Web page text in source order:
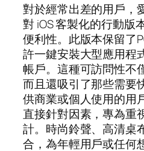
對於經常出差的用戶，
對 iOS 客製化的行動版
便利性。此版本保留了
許一鍵安裝大型應用程
帳戶。這種可訪問性不
而且還吸引了那些需要
供商業或個人使用的用
直接針對因素，專為重
計。時尚鈴聲、高清桌
合，為年輕用戶或任何